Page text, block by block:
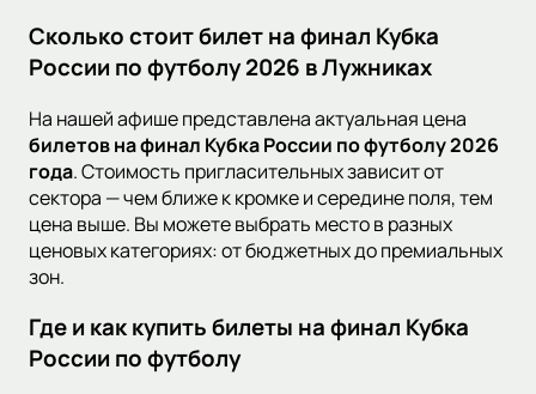
Сколько стоит билет на финал Кубка
России по футболу 2026 в Лужниках
На нашей афише представлена актуальная цена
билетов на финал Кубка России по футболу 2026
года. Стоимость пригласительных зависит от
сектора — чем ближе к кромке и середине поля, тем
цена выше. Вы можете выбрать место в разных
ценовых категориях: от бюджетных до премиальных
зон.
Где и как купить билеты на финал Кубка
России по футболу